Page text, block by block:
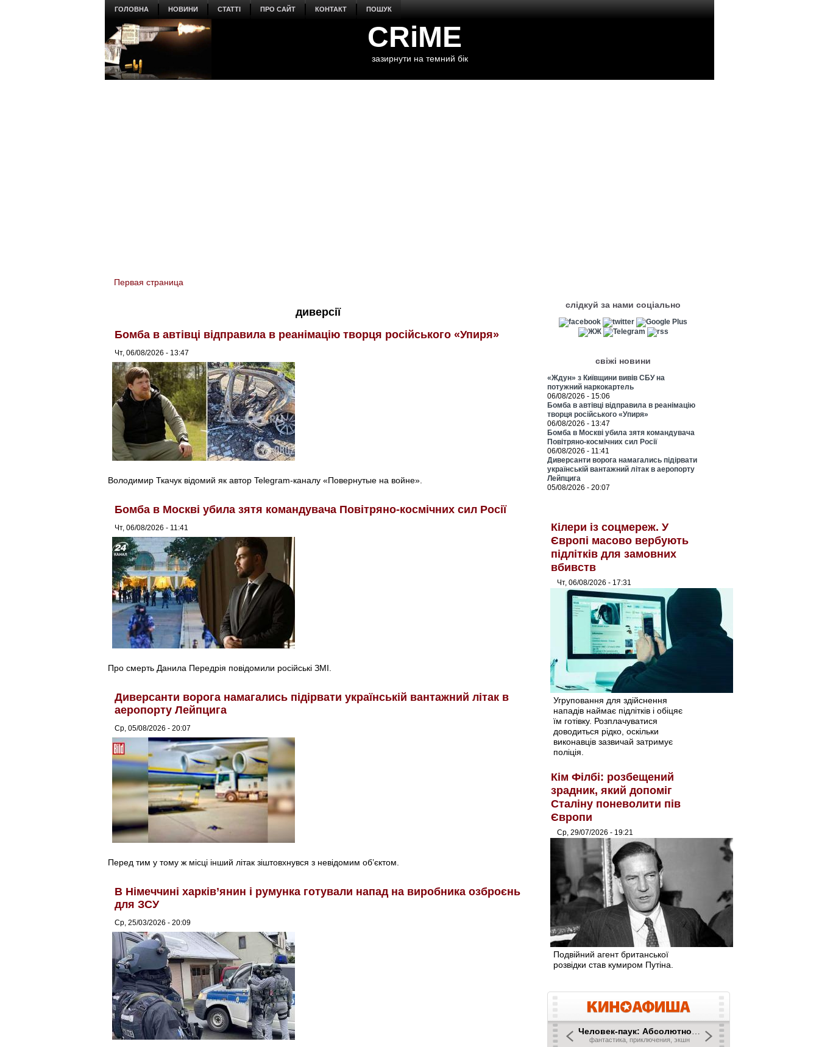
ГОЛОВНА НОВИНИ СТАТТІ ПРО САЙТ КОНТАКТ ПОШУК
CRiME
зазирнути на темний бік
You are here
Первая страница
диверсії
Бомба в автівці відправила в реанімацію творця російського «Упиря»
Чт, 06/08/2026 - 13:47
Володимир Ткачук відомий як автор Telegram-каналу «Повернутые на войне».
Бомба в Москві убила зятя командувача Повітряно-космічних сил Росії
Чт, 06/08/2026 - 11:41
Про смерть Данила Передрія повідомили російські ЗМІ.
Диверсанти ворога намагались підірвати українській вантажний літак в
аеропорту Лейпцига
Ср, 05/08/2026 - 20:07
Перед тим у тому ж місці інший літак зіштовхнувся з невідомим об’єктом.
В Німеччині харків’янин і румунка готували напад на виробника озброєнь
для ЗСУ
Ср, 25/03/2026 - 20:09
слідкуй за нами соціально
свіжі новини
«Ждун» з Київщини вивів СБУ на
потужний наркокартель
06/08/2026 - 15:06
Бомба в автівці відправила в реанімацію
творця російського «Упиря»
06/08/2026 - 13:47
Бомба в Москві убила зятя командувача
Повітряно-космічних сил Росії
06/08/2026 - 11:41
Диверсанти ворога намагались підірвати
українській вантажний літак в аеропорту
Лейпцига
05/08/2026 - 20:07
Кілери із соцмереж. У
Європі масово вербують
підлітків для замовних
вбивств
Чт, 06/08/2026 - 17:31
Угруповання для здійснення
нападів наймає підлітків і обіцяє
їм готівку. Розплачуватися
доводиться рідко, оскільки
виконавців зазвичай затримує
поліція.
Кім Філбі: розбещений
зрадник, який допоміг
Сталіну поневолити пів
Європи
Ср, 29/07/2026 - 19:21
Подвійний агент британської
розвідки став кумиром Путіна.